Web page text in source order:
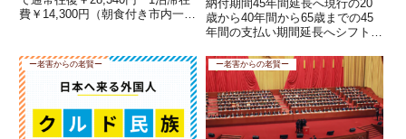
費￥14,300円（朝食付き市内一般
ご両親や友人と行くとき皆この価
格で行っていたんです。お部屋を
案内していた...
納付期間45年間延長へ現行の20
歳から40年間から65歳までの45
年間の支払い期間延長へシフトす
ますね、ただこれから30代40代
になる方たちには負担になるよう
ですね、特にサービス業や自営業
の方です。人口推移でみ...
ー老害からの老賢ー ー老害からの老賢ー